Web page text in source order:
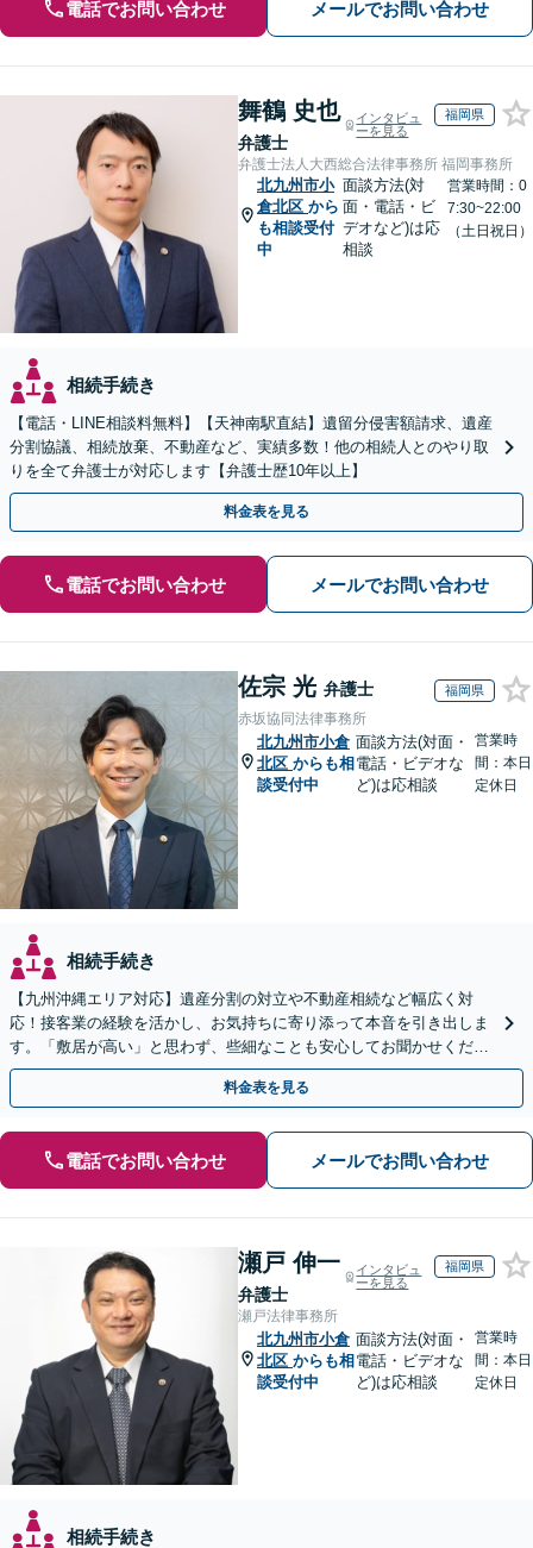
電話でお問い合わせ メールでお問い合わせ
舞鶴 史也
弁護士
インタビュ
ーを見る
福岡県
弁護士法人大西総合法律事務所 福岡事務所
北九州市小
倉北区 から
も相談受付
中
面談方法(対
面・電話・ビ
デオなど)は応
相談
営業時間：0
7:30~22:00
（土日祝日）
相続手続き
【電話・LINE相談料無料】【天神南駅直結】遺留分侵害額請求、遺産
分割協議、相続放棄、不動産など、実績多数！他の相続人とのやり取
りを全て弁護士が対応します【弁護士歴10年以上】
料金表を見る
電話でお問い合わせ メールでお問い合わせ
佐宗 光 弁護士 福岡県
赤坂協同法律事務所
北九州市小倉
北区 からも相
談受付中
面談方法(対面・
電話・ビデオな
ど)は応相談
営業時
間：本日
定休日
相続手続き
【九州沖縄エリア対応】遺産分割の対立や不動産相続など幅広く対
応！接客業の経験を活かし、お気持ちに寄り添って本音を引き出しま
す。「敷居が高い」と思わず、些細なことも安心してお聞かせくださ
い【初回相談無料】【夜間・休日相談可】
料金表を見る
電話でお問い合わせ メールでお問い合わせ
瀬戸 伸一
弁護士
インタビュ
ーを見る
福岡県
瀬戸法律事務所
北九州市小倉
北区 からも相
談受付中
面談方法(対面・
電話・ビデオな
ど)は応相談
営業時
間：本日
定休日
相続手続き